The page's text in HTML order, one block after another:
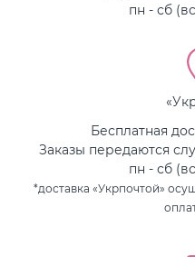
пн - сб
Бесплатная
Заказы передаются
пн - сб
*доставка «Укрпочтой»